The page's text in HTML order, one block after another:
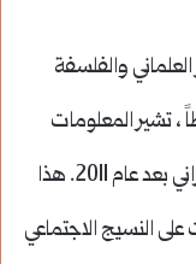
والفلسفة
، تشير المعلومات
الحديثة إلى انتشار حركة التشيع والتواجد الإيراني بعد عام 2011. هذا
على النسيج الاجتماعي